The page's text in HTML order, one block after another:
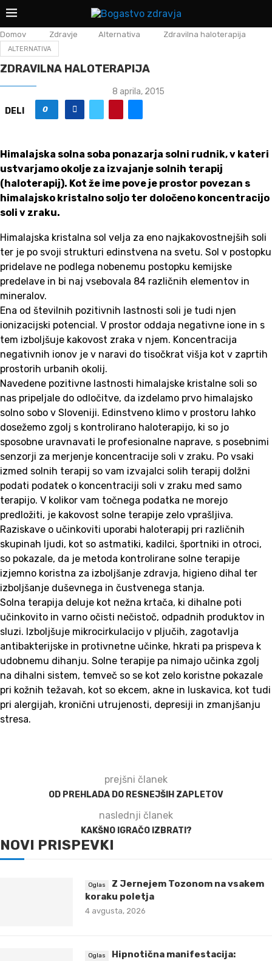
Domov Zdravje Alternativa Zdravilna haloterapija
ALTERNATIVA
ZDRAVILNA HALOTERAPIJA
8 aprila, 2015
DELI
0
Himalajska solna soba ponazarja solni rudnik, v kateri
ustvarjamo okolje za izvajanje solnih terapij
(haloterapij). Kot že ime pove je prostor povezan s
himalajsko kristalno soljo ter določeno koncentracijo
soli v zraku.
Himalajska kristalna sol velja za eno najkakovostnejših soli
ter je po svoji strukturi edinstvena na svetu. Sol v postopku
pridelave ne podlega nobenemu postopku kemijske
predelave in bi naj vsebovala 84 različnih elementov in
mineralov.
Ena od številnih pozitivnih lastnosti soli je tudi njen
ionizacijski potencial. V prostor oddaja negativne ione in s
tem izboljšuje kakovost zraka v njem. Koncentracija
negativnih ionov je v naravi do tisočkrat višja kot v zaprtih
prostorih urbanih okolij.
Navedene pozitivne lastnosti himalajske kristalne soli so
nas pripeljale do odločitve, da izdelamo prvo himalajsko
solno sobo v Sloveniji. Edinstveno klimo v prostoru lahko
dosežemo zgolj s kontrolirano haloterapijo, ki so jo
sposobne uravnavati le profesionalne naprave, s posebnimi
senzorji za merjenje koncentracije soli v zraku. Po vsaki
izmed solnih terapij so vam izvajalci solih terapij dolžni
podati podatek o koncentraciji soli v zraku med samo
terapijo. V kolikor vam točnega podatka ne morejo
predložiti, je kakovost solne terapije zelo vprašljiva.
Raziskave o učinkoviti uporabi haloterapij pri različnih
skupinah ljudi, kot so astmatiki, kadilci, športniki in otroci,
so pokazale, da je metoda kontrolirane solne terapije
izjemno koristna za izboljšanje zdravja, higieno dihal ter
izboljšanje duševnega in čustvenega stanja.
Solna terapija deluje kot nežna krtača, ki dihalne poti
učinkovito in varno očisti nečistoč, odpadnih produktov in
sluzi. Izboljšuje mikrocirkulacijo v pljučih, zagotavlja
antibakterijske in protivnetne učinke, hkrati pa prispeva k
udobnemu dihanju. Solne terapije pa nimajo učinka zgolj
na dihalni sistem, temveč so se kot zelo koristne pokazale
pri kožnih težavah, kot so ekcem, akne in luskavica, kot tudi
pri alergijah, kronični utrujenosti, depresiji in zmanjšanju
stresa.
prejšni članek
OD PREHLADA DO RESNEJŠIH ZAPLETOV
naslednji članek
KAKŠNO IGRAČO IZBRATI?
NOVI PRISPEVKI
Z Jernejem Tozonom na vsakem
koraku poletja
4 avgusta, 2026
Hipnotična manifestacija: